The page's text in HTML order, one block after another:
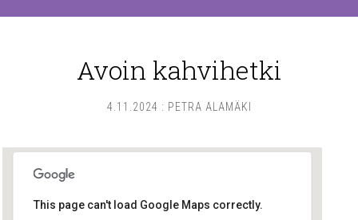
Avoin kahvihetki
4.11.2024 : PETRA ALAMÄKI
This page can't load Google Maps correctly.